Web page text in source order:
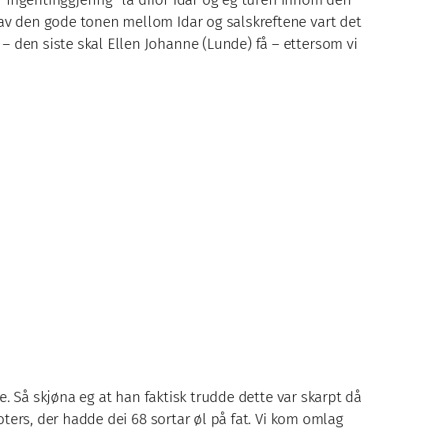
den gode tonen mellom Idar og salskreftene vart det
siste skal Ellen Johanne (Lunde) få – ettersom vi
Så skjøna eg at han faktisk trudde dette var skarpt då
der hadde dei 68 sortar øl på fat. Vi kom omlag